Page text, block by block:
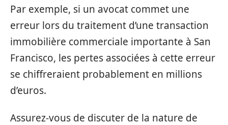
Par exemple, si un avocat commet une
erreur lors du traitement d’une transaction
immobilière commerciale importante à San
Francisco, les pertes associées à cette erreur
se chiffreraient probablement en millions
d’euros.
Assurez-vous de discuter de la nature de